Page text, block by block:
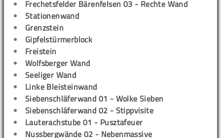
Frechetsfelder Bärenfelsen 03 - Rechte Wand
Stationenwand
Grenzstein
Gipfelstürmerblock
Freistein
Wolfsberger Wand
Seeliger Wand
Linke Bleisteinwand
Siebenschläferwand 01 - Wolke Sieben
Siebenschläferwand 02 - Stippvisite
Lauterachstube 01 - Pusztafeuer
Nussbergwände 02 - Nebenmassive